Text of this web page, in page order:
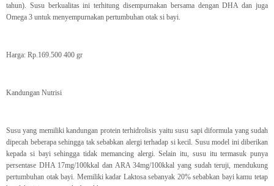
tahun). Susu berkualitas ini terhitung disempurnakan bersama dengan DHA dan juga
Omega 3 untuk menyempurnakan pertumbuhan otak si bayi.
Harga: Rp.169.500 400 gr
Kandungan Nutrisi
Susu yang memiliki kandungan protein terhidrolisis yaitu susu sapi diformula yang sudah
dipecah beberapa sehingga tak sebabkan alergi terhadap si kecil. Susu model ini diberikan
kepada si bayi sehingga tidak memancing alergi. Selain itu, susu itu termasuk punya
persentase DHA 17mg/100kkal dan ARA 34mg/100kkal yang sudah teruji, mendukung
pertumbuhan otak bayi. Memiliki kadar Laktosa sebanyak 20% sebabkan bayi kamu tetap